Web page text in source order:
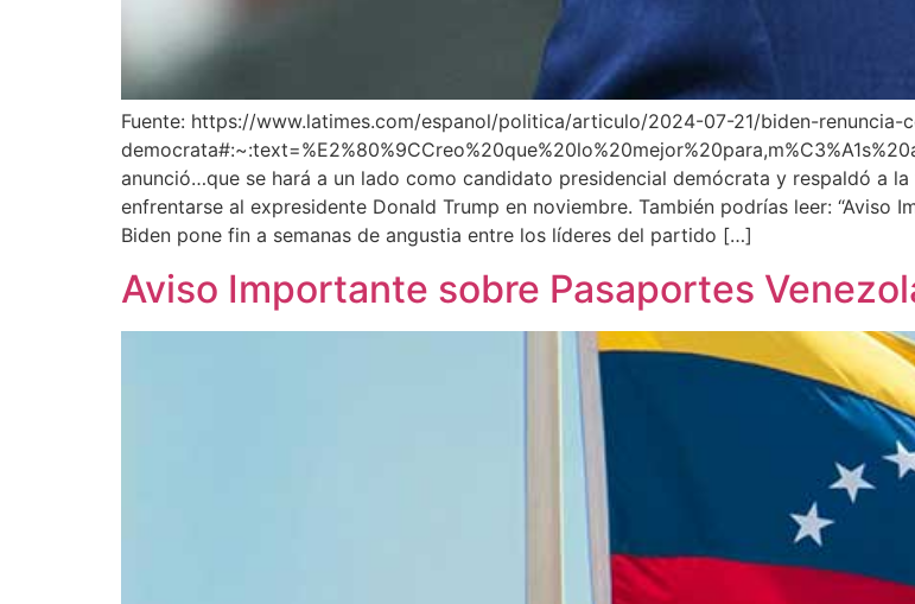
Fuente: https://www.latimes.com/espanol/politica/articulo/2024-07-21/biden-
anunció…que se hará a un lado como candidato presidencial demócrata y respaldó a
enfrentarse al expresidente Donald Trump en noviembre. También podrías leer: “Aviso
Biden pone fin a semanas de angustia entre los líderes del partido […]
Aviso Importante sobre Pasaportes